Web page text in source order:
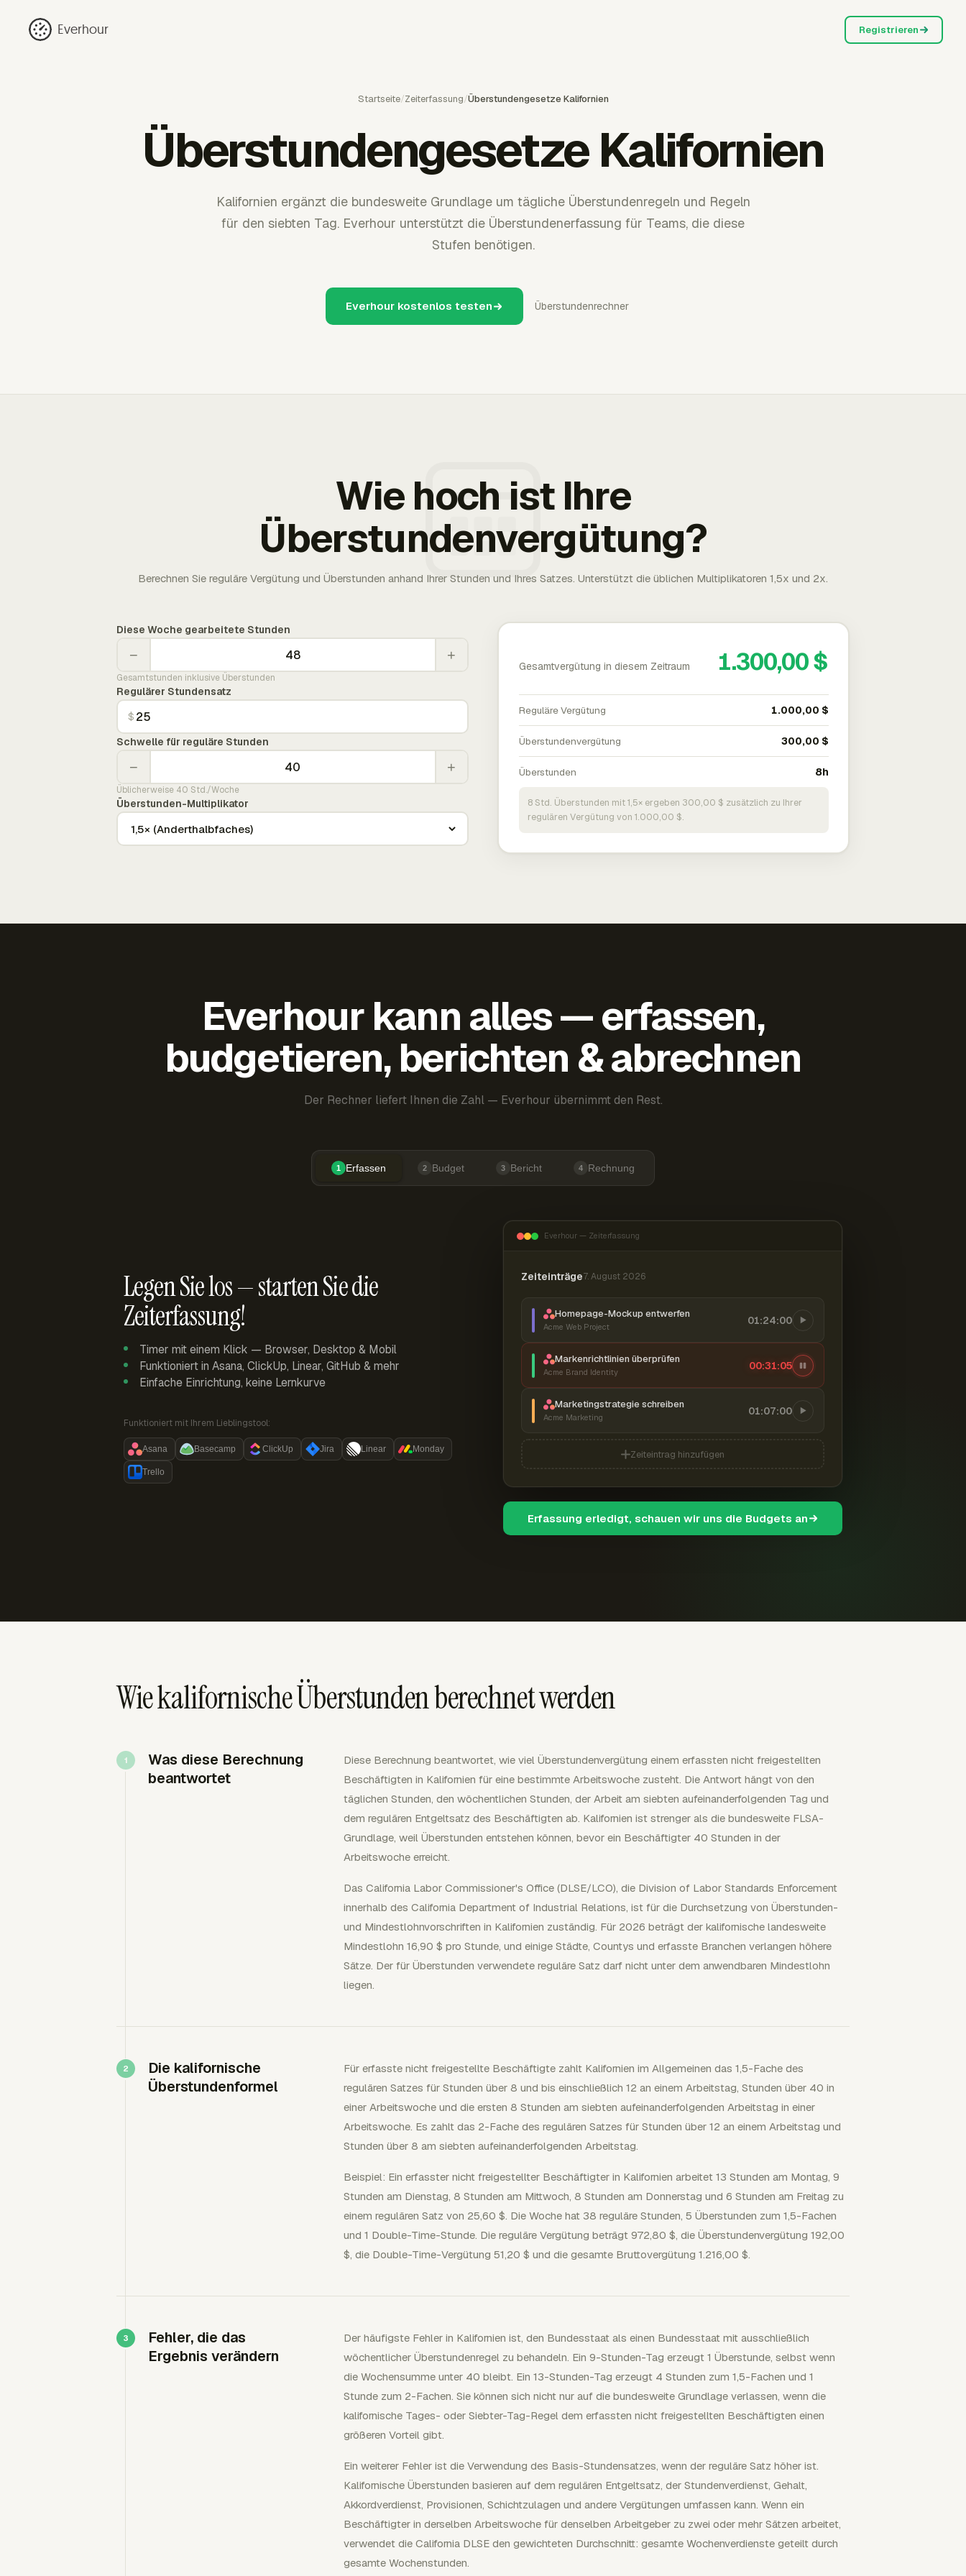
Everhour Registrieren
Startseite/Zeiterfassung/Überstundengesetze Kalifornien
Überstundengesetze Kalifornien
Kalifornien ergänzt die bundesweite Grundlage um tägliche Überstundenregeln und Regeln
für den siebten Tag. Everhour unterstützt die Überstundenerfassung für Teams, die diese
Stufen benötigen.
Everhour kostenlos testen Überstundenrechner
Wie hoch ist Ihre
Überstundenvergütung?
Berechnen Sie reguläre Vergütung und Überstunden anhand Ihrer Stunden und Ihres Satzes. Unterstützt die üblichen Multiplikatoren 1,5x und 2x.
Diese Woche gearbeitete Stunden
− +
Gesamtstunden inklusive Überstunden
Regulärer Stundensatz
$
Schwelle für reguläre Stunden
− +
Üblicherweise 40 Std./Woche
Überstunden-Multiplikator
Gesamtvergütung in diesem Zeitraum 1.300,00 $
Reguläre Vergütung 1.000,00 $
Überstundenvergütung 300,00 $
Überstunden 8h
8 Std. Überstunden mit 1,5× ergeben 300,00 $ zusätzlich zu Ihrer
regulären Vergütung von 1.000,00 $.
Everhour kann alles — erfassen,
budgetieren, berichten & abrechnen
Der Rechner liefert Ihnen die Zahl — Everhour übernimmt den Rest.
1 Erfassen 2 Budget 3 Bericht 4 Rechnung
Legen Sie los — starten Sie die
Zeiterfassung!
Timer mit einem Klick — Browser, Desktop & Mobil
Funktioniert in Asana, ClickUp, Linear, GitHub & mehr
Einfache Einrichtung, keine Lernkurve
Funktioniert mit Ihrem Lieblingstool:
Asana Basecamp ClickUp Jira Linear Monday
Trello
Everhour — Zeiterfassung
Zeiteinträge7. August 2026
Homepage-Mockup entwerfen
Acme Web Project
01:24:00
Markenrichtlinien überprüfen
Acme Brand Identity
00:31:06
Marketingstrategie schreiben
Acme Marketing
01:07:00
Zeiteintrag hinzufügen
Erfassung erledigt, schauen wir uns die Budgets an
Wie kalifornische Überstunden berechnet werden
Was diese Berechnung
beantwortet
Diese Berechnung beantwortet, wie viel Überstundenvergütung einem erfassten nicht freigestellten
Beschäftigten in Kalifornien für eine bestimmte Arbeitswoche zusteht. Die Antwort hängt von den
täglichen Stunden, den wöchentlichen Stunden, der Arbeit am siebten aufeinanderfolgenden Tag und
dem regulären Entgeltsatz des Beschäftigten ab. Kalifornien ist strenger als die bundesweite FLSA-
Grundlage, weil Überstunden entstehen können, bevor ein Beschäftigter 40 Stunden in der
Arbeitswoche erreicht.
Das California Labor Commissioner's Office (DLSE/LCO), die Division of Labor Standards Enforcement
innerhalb des California Department of Industrial Relations, ist für die Durchsetzung von Überstunden-
und Mindestlohnvorschriften in Kalifornien zuständig. Für 2026 beträgt der kalifornische landesweite
Mindestlohn 16,90 $ pro Stunde, und einige Städte, Countys und erfasste Branchen verlangen höhere
Sätze. Der für Überstunden verwendete reguläre Satz darf nicht unter dem anwendbaren Mindestlohn
liegen.
Die kalifornische
Überstundenformel
Für erfasste nicht freigestellte Beschäftigte zahlt Kalifornien im Allgemeinen das 1,5-Fache des
regulären Satzes für Stunden über 8 und bis einschließlich 12 an einem Arbeitstag, Stunden über 40 in
einer Arbeitswoche und die ersten 8 Stunden am siebten aufeinanderfolgenden Arbeitstag in einer
Arbeitswoche. Es zahlt das 2-Fache des regulären Satzes für Stunden über 12 an einem Arbeitstag und
Stunden über 8 am siebten aufeinanderfolgenden Arbeitstag.
Beispiel: Ein erfasster nicht freigestellter Beschäftigter in Kalifornien arbeitet 13 Stunden am Montag, 9
Stunden am Dienstag, 8 Stunden am Mittwoch, 8 Stunden am Donnerstag und 6 Stunden am Freitag zu
einem regulären Satz von 25,60 $. Die Woche hat 38 reguläre Stunden, 5 Überstunden zum 1,5-Fachen
und 1 Double-Time-Stunde. Die reguläre Vergütung beträgt 972,80 $, die Überstundenvergütung 192,00
$, die Double-Time-Vergütung 51,20 $ und die gesamte Bruttovergütung 1.216,00 $.
Fehler, die das
Ergebnis verändern
Der häufigste Fehler in Kalifornien ist, den Bundesstaat als einen Bundesstaat mit ausschließlich
wöchentlicher Überstundenregel zu behandeln. Ein 9-Stunden-Tag erzeugt 1 Überstunde, selbst wenn
die Wochensumme unter 40 bleibt. Ein 13-Stunden-Tag erzeugt 4 Stunden zum 1,5-Fachen und 1
Stunde zum 2-Fachen. Sie können sich nicht nur auf die bundesweite Grundlage verlassen, wenn die
kalifornische Tages- oder Siebter-Tag-Regel dem erfassten nicht freigestellten Beschäftigten einen
größeren Vorteil gibt.
Ein weiterer Fehler ist die Verwendung des Basis-Stundensatzes, wenn der reguläre Satz höher ist.
Kalifornische Überstunden basieren auf dem regulären Entgeltsatz, der Stundenverdienst, Gehalt,
Akkordverdienst, Provisionen, Schichtzulagen und andere Vergütungen umfassen kann. Wenn ein
Beschäftigter in derselben Arbeitswoche für denselben Arbeitgeber zu zwei oder mehr Sätzen arbeitet,
verwendet die California DLSE den gewichteten Durchschnitt: gesamte Wochenverdienste geteilt durch
gesamte Wochenstunden.